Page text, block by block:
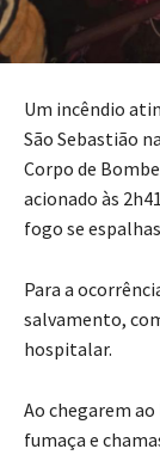
Um incêndio
São Sebastião
Corpo de
acionado às
fogo se
Para a
salvamento,
hospitalar.
Ao chegarem
fumaça e